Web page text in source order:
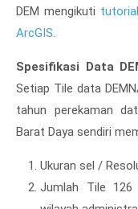
DEM mengikuti
ArcGIS.
Spesifikasi Data
Setiap Tile data
tahun perekaman
Barat Daya sendiri
Ukuran sel /
Jumlah Tile 126